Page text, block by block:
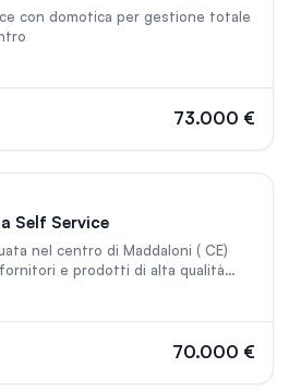
con domotica per gestione totale
73.000 €
Self Service
nel centro di Maddaloni ( CE)
fornitori e prodotti di alta qualità
70.000 €